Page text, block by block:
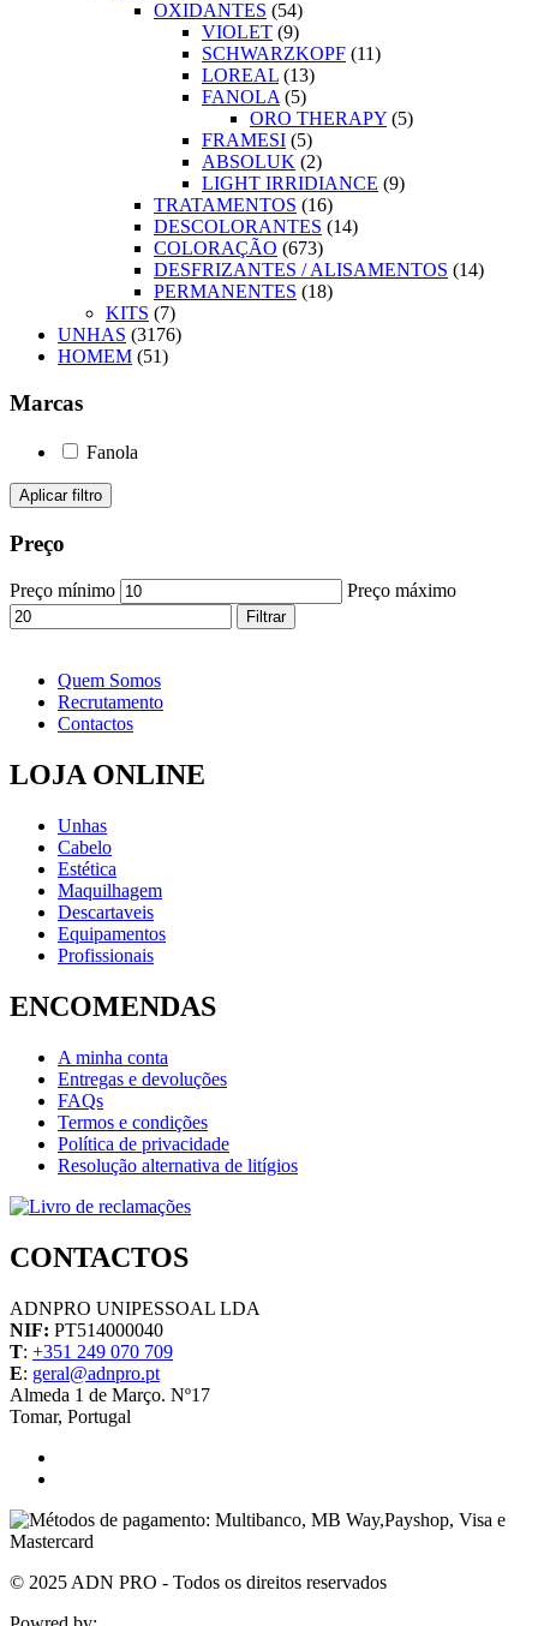
OXIDANTES (54)
VIOLET (9)
SCHWARZKOPF (11)
LOREAL (13)
FANOLA (5)
ORO THERAPY (5)
FRAMESI (5)
ABSOLUK (2)
LIGHT IRRIDIANCE (9)
TRATAMENTOS (16)
DESCOLORANTES (14)
COLORAÇÃO (673)
DESFRIZANTES / ALISAMENTOS (14)
PERMANENTES (18)
KITS (7)
UNHAS (3176)
HOMEM (51)
Marcas
Fanola
Aplicar filtro
Preço
Preço mínimo Preço máximo
Filtrar
Quem Somos
Recrutamento
Contactos
LOJA ONLINE
Unhas
Cabelo
Estética
Maquilhagem
Descartaveis
Equipamentos
Profissionais
ENCOMENDAS
A minha conta
Entregas e devoluções
FAQs
Termos e condições
Política de privacidade
Resolução alternativa de litígios
CONTACTOS
ADNPRO UNIPESSOAL LDA
NIF: PT514000040
T: +351 249 070 709
E: geral@adnpro.pt
Almeda 1 de Março. Nº17
Tomar, Portugal
© 2025 ADN PRO - Todos os direitos reservados